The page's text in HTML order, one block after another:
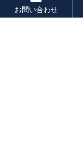
お問い合わせ